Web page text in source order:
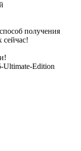
получения
сейчас!
Ultimate-Edition